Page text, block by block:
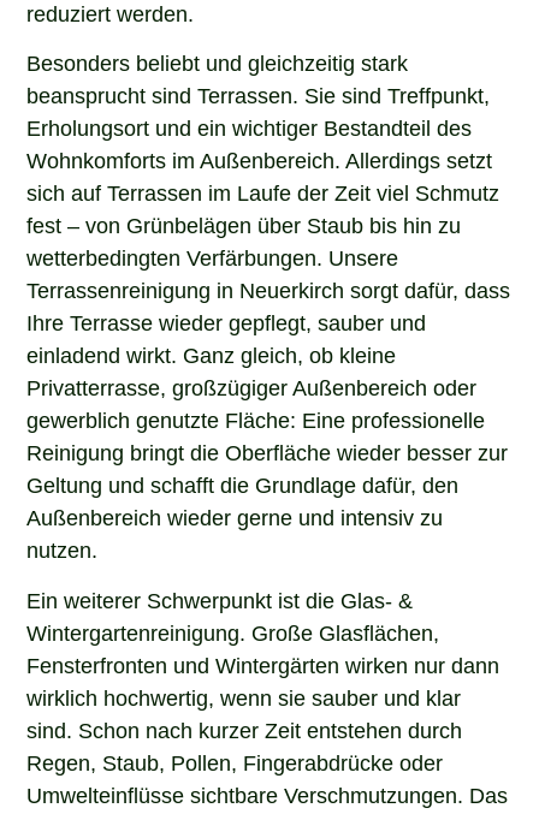
reduziert werden.
Besonders beliebt und gleichzeitig stark
beansprucht sind Terrassen. Sie sind Treffpunkt,
Erholungsort und ein wichtiger Bestandteil des
Wohnkomforts im Außenbereich. Allerdings setzt
sich auf Terrassen im Laufe der Zeit viel Schmutz
fest – von Grünbelägen über Staub bis hin zu
wetterbedingten Verfärbungen. Unsere
Terrassenreinigung in Neuerkirch sorgt dafür, dass
Ihre Terrasse wieder gepflegt, sauber und
einladend wirkt. Ganz gleich, ob kleine
Privatterrasse, großzügiger Außenbereich oder
gewerblich genutzte Fläche: Eine professionelle
Reinigung bringt die Oberfläche wieder besser zur
Geltung und schafft die Grundlage dafür, den
Außenbereich wieder gerne und intensiv zu
nutzen.
Ein weiterer Schwerpunkt ist die Glas- &
Wintergartenreinigung. Große Glasflächen,
Fensterfronten und Wintergärten wirken nur dann
wirklich hochwertig, wenn sie sauber und klar
sind. Schon nach kurzer Zeit entstehen durch
Regen, Staub, Pollen, Fingerabdrücke oder
Umwelteinflüsse sichtbare Verschmutzungen. Das